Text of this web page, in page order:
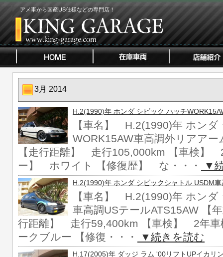
アメ車から国産US仕様などの専門店！
3月 2014
H.2(1990)年 ホンダ シビック ハッチ
【車名】 H.2(1990)年 ホン
WORK15AW車高調外リアア
【走行距離】 走行105,000km 【車検】
ー】 ホワイト 【修復歴】 な・・・
▼
H.2(1990)年 ホンダ シビックシャトル USDM
【車名】 H.2(1990)年 ホン
車高調USテールATS15AW 【
行距離】 走行59,400km 【車検】 2年
ークブルー 【修復・・・
▼続きを読む
H.17(2005)年 ダッジ ラム '00リフトUPイカリ